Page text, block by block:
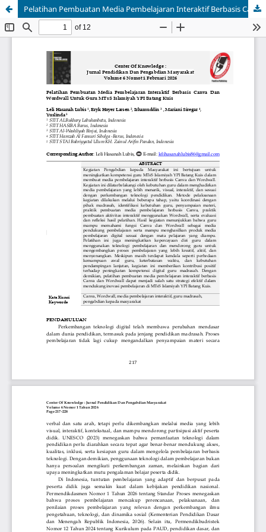
Pelatihan Pembuatan Media Pembelajaran Interaktif Berbasis Canva Dan Wordwall Untuk Guru MTsS Islamiyah YPI Batang Kuis